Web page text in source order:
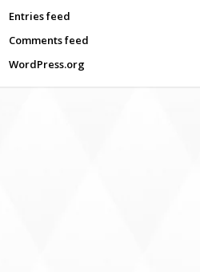
Entries feed
Comments feed
WordPress.org